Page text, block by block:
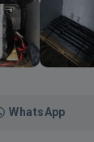
WhatsApp